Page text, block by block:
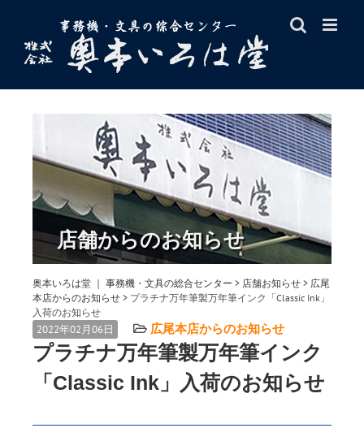
content
店舗からのお知らせ
奥本いろは堂 ｜ 事務機・文具の総合センター > 店舗お知らせ > 広尾
本店からのお知らせ > プラチナ万年筆製万年筆インク「Classic Ink」
入荷のお知らせ
2022年02月06日 広尾本店からのお知らせ
プラチナ万年筆製万年筆インク
「Classic Ink」入荷のお知らせ